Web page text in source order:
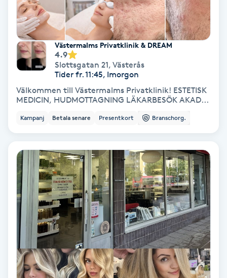
Senioryoga
Shiatsu
Singelfransar
Skinbooster
Sklerosering
Skoinlägg
Skägg
Västermalms Privatklinik & DREAM
4.9
Slottsgatan 21, Västerås
Tider fr. 11:45, Imorgon
Välkommen till Västermalms Privatklinik! ESTETISK
MEDICIN, HUDMOTTAGNING LÄKARBESÖK AKAD...
Kampanj Betala senare Presentkort Branschorg.